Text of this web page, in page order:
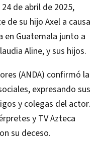
de abril de 2025,
de su hijo Axel a causa
en Guatemala junto a
Aline, y sus hijos.
(ANDA) confirmó la
expresando sus
y colegas del actor.
y TV Azteca
su deceso.